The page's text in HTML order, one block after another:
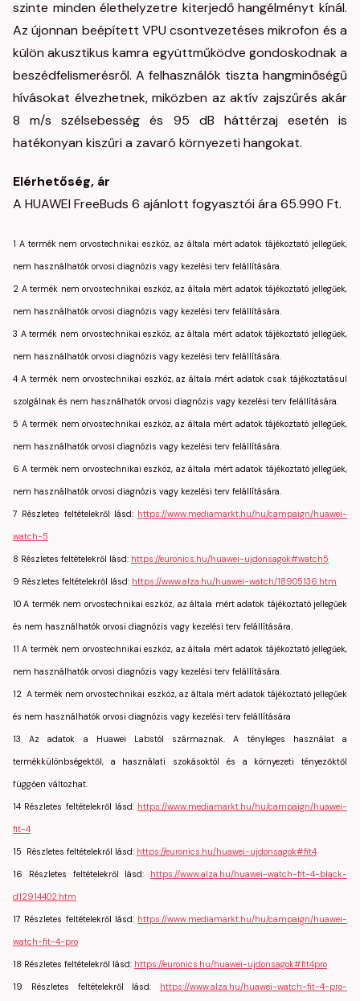
szinte minden élethelyzetre kiterjedő hangélményt kínál.
Az újonnan beépített VPU csontvezetéses mikrofon és a
külön akusztikus kamra együttműködve gondoskodnak a
beszédfelismerésről. A felhasználók tiszta hangminőségű
hívásokat élvezhetnek, miközben az aktív zajszűrés akár
8 m/s szélsebesség és 95 dB háttérzaj esetén is
hatékonyan kiszűri a zavaró környezeti hangokat.
Elérhetőség, ár
A HUAWEI FreeBuds 6 ajánlott fogyasztói ára 65.990 Ft.
1 A termék nem orvostechnikai eszköz, az általa mért adatok tájékoztató jellegűek,
nem használhatók orvosi diagnózis vagy kezelési terv felállítására.
2 A termék nem orvostechnikai eszköz, az általa mért adatok tájékoztató jellegűek,
nem használhatók orvosi diagnózis vagy kezelési terv felállítására.
3 A termék nem orvostechnikai eszköz, az általa mért adatok tájékoztató jellegűek,
nem használhatók orvosi diagnózis vagy kezelési terv felállítására.
4 A termék nem orvostechnikai eszköz, az általa mért adatok csak tájékoztatásul
szolgálnak és nem használhatók orvosi diagnózis vagy kezelési terv felállítására.
5 A termék nem orvostechnikai eszköz, az általa mért adatok tájékoztató jellegűek,
nem használhatók orvosi diagnózis vagy kezelési terv felállítására.
6 A termék nem orvostechnikai eszköz, az általa mért adatok tájékoztató jellegűek,
nem használhatók orvosi diagnózis vagy kezelési terv felállítására.
7 Részletes feltételekről lásd: https://www.mediamarkt.hu/hu/campaign/huawei-
watch-5
8 Részletes feltételekről lásd: https://euronics.hu/huawei-ujdonsagok#watch5
9 Részletes feltételekről lásd: https://www.alza.hu/huawei-watch/18905136.htm
10 A termék nem orvostechnikai eszköz, az általa mért adatok tájékoztató jellegűek
és nem használhatók orvosi diagnózis vagy kezelési terv felállítására.
11 A termék nem orvostechnikai eszköz, az általa mért adatok tájékoztató jellegűek,
nem használhatók orvosi diagnózis vagy kezelési terv felállítására.
12 A termék nem orvostechnikai eszköz, az általa mért adatok tájékoztató jellegűek
és nem használhatók orvosi diagnózis vagy kezelési terv felállítására
13 Az adatok a Huawei Labstól származnak. A tényleges használat a
termékkülönbségektől, a használati szokásoktól és a környezeti tényezőktől
függően változhat.
14 Részletes feltételekről lásd: https://www.mediamarkt.hu/hu/campaign/huawei-
fit-4
15 Részletes feltételekről lásd: https://euronics.hu/huawei-ujdonsagok#fit4
16 Részletes feltételekről lásd: https://www.alza.hu/huawei-watch-fit-4-black-
d12914402.htm
17 Részletes feltételekről lásd: https://www.mediamarkt.hu/hu/campaign/huawei-
watch-fit-4-pro
18 Részletes feltételekről lásd: https://euronics.hu/huawei-ujdonsagok#fit4pro
19 Részletes feltételekről lásd: https://www.alza.hu/huawei-watch-fit-4-pro-